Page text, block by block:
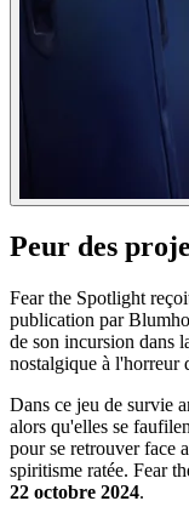
Peur des
Fear the Spotlight
publication par
de son incursion dans
nostalgique à l'horreur
Dans ce jeu de survie
alors qu'elles se
pour se retrouver face
spiritisme ratée. Fear
22 octobre 2024.